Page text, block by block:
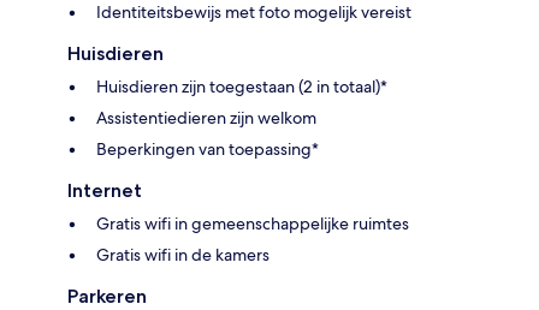
Identiteitsbewijs met foto mogelijk vereist
Huisdieren
Huisdieren zijn toegestaan (2 in totaal)*
Assistentiedieren zijn welkom
Beperkingen van toepassing*
Internet
Gratis wifi in gemeenschappelijke ruimtes
Gratis wifi in de kamers
Parkeren